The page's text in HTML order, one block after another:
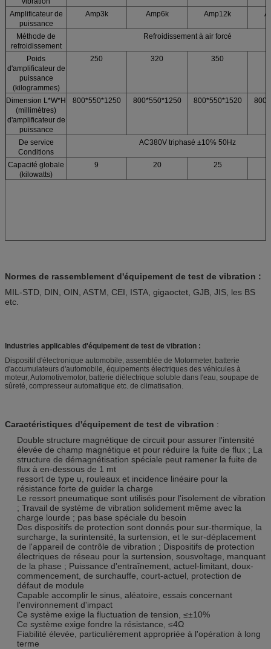
Amplificateur de
puissance
Amp3k Amp6k Amp12k
Méthode de
refroidissement
Refroidissement à air forcé
Poids
d'amplificateur de
puissance
(kilogrammes)
250 320 350
Dimension L*W*H
(millimètres)
d'amplificateur de
puissance
800*550*1250 800*550*1250 800*550*1520
De service
Conditions
AC380V triphasé ±10% 50Hz
Capacité globale
(kilowatts)
9 20 25
Normes de rassemblement d'équipement de test de vibration :
MIL-STD, DIN, OIN, ASTM, CEI, ISTA, gigaoctet, GJB, JIS, les BS
etc.
Industries applicables d'équipement de test de vibration :
Dispositif d'électronique automobile, assemblée de Motormeter, batterie
d'accumulateurs d'automobile, équipements électriques des véhicules à
moteur, Automotivemotor, batterie diélectrique soluble dans l'eau, soupape de
sûreté, compresseur automatique etc. de climatisation.
Caractéristiques d'équipement de test de vibration :
Double structure magnétique de circuit pour assurer l'intensité
élevée de champ magnétique et pour réduire la fuite de flux ; La
structure de démagnétisation spéciale peut ramener la fuite de
flux à en-dessous de 1 mt
ressort de type u, rouleaux et incidence linéaire pour la
résistance forte de guider la charge
Le ressort pneumatique sont utilisés pour l'isolement de vibration
; Travail de système de vibration solidement même avec la
charge lourde ; pas base spéciale du besoin
Des dispositifs de protection sont donnés pour sur-thermique, la
surcharge, la surintensité, la surtension, et le sur-déplacement
de l'appareil de contrôle de vibration ; Dispositifs de protection
électriques de réseau pour la surtension, sousvoltage, manquant
de la phase ; Puissance d'entraînement, actuel-limitant, doux-
commencement, de surchauffe, court-actuel, protection de
défaut de module
Capable accomplir le sinus, aléatoire, essais concernant
l'environnement d'impact
Ce système exige la fluctuation de tension, ≤±10%
Ce système exige fondre la résistance, ≤4Ω
Fiabilité élevée, particulièrement appropriée à l'opération à long
terme